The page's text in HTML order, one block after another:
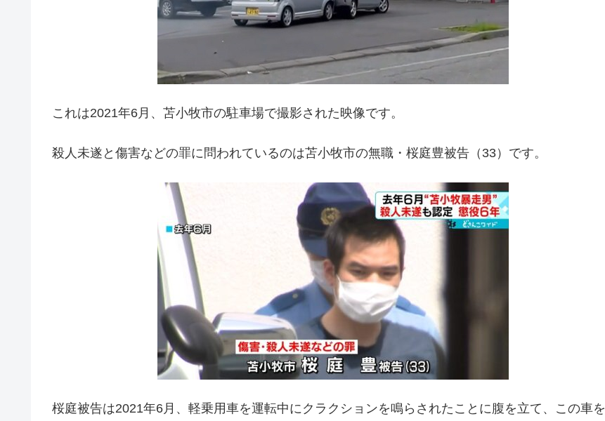
これは2021年6月、苫小牧市の駐車場で撮影された映像です。
殺人未遂と傷害などの罪に問われているのは苫小牧市の無職・桜庭豊被告（33）です。
桜庭被告は2021年6月、軽乗用車を運転中にクラクションを鳴らされたことに腹を立て、この車を